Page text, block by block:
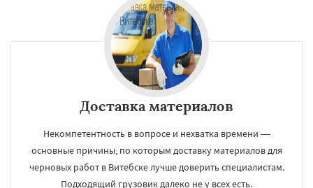
Доставка материалов
Некомпетентность в вопросе и нехватка времени —
основные причины, по которым доставку материалов для
черновых работ в Витебске лучше доверить специалистам.
Подходящий грузовик далеко не у всех есть.